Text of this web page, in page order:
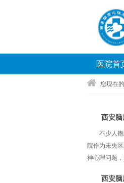
医院首
您现在
西安
不少人
院作为未央
神心理问题
西安